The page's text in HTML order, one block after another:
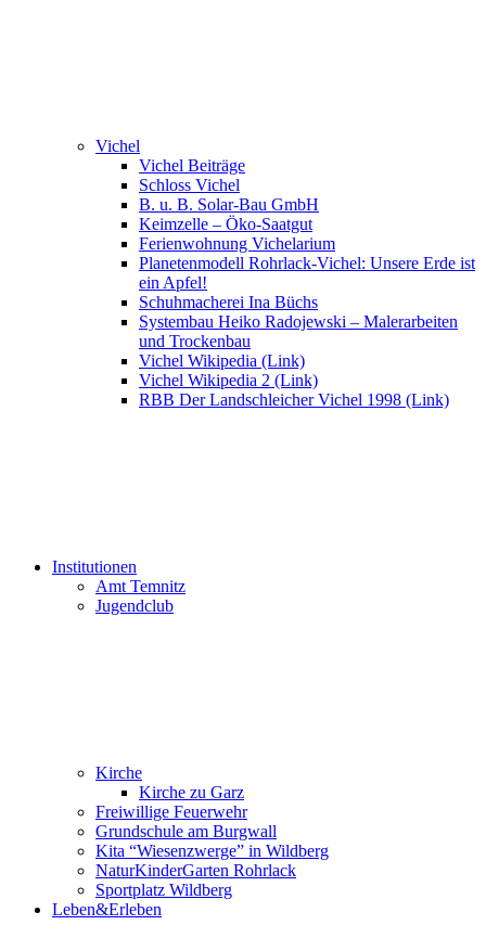
Vichel
Vichel Beiträge
Schloss Vichel
B. u. B. Solar-Bau GmbH
Keimzelle – Öko-Saatgut
Ferienwohnung Vichelarium
Planetenmodell Rohrlack-Vichel: Unsere Erde ist
ein Apfel!
Schuhmacherei Ina Büchs
Systembau Heiko Radojewski – Malerarbeiten
und Trockenbau
Vichel Wikipedia (Link)
Vichel Wikipedia 2 (Link)
RBB Der Landschleicher Vichel 1998 (Link)
Institutionen
Amt Temnitz
Jugendclub
Kirche
Kirche zu Garz
Freiwillige Feuerwehr
Grundschule am Burgwall
Kita “Wiesenzwerge” in Wildberg
NaturKinderGarten Rohrlack
Sportplatz Wildberg
Leben&Erleben